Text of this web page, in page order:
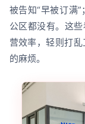
被告知“早被订满
公区都没有。这
营效率，轻则打
的麻烦。